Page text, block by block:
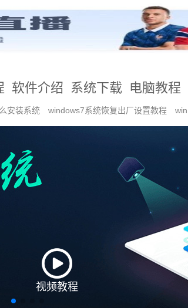
软件介绍 系统下载 电脑教程
安装系统 windows7系统恢复出厂设置教程